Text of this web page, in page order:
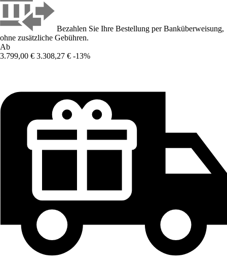
Bezahlen Sie Ihre Bestellung per Banküberweisung,
ohne zusätzliche Gebühren.
Ab
3.799,00 € 3.308,27 € -13%